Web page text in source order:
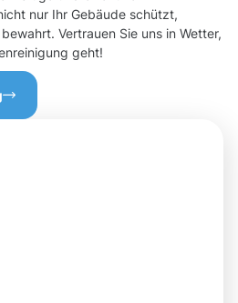
nur Ihr Gebäude schützt,
Vertrauen Sie uns in Wetter,
geht!